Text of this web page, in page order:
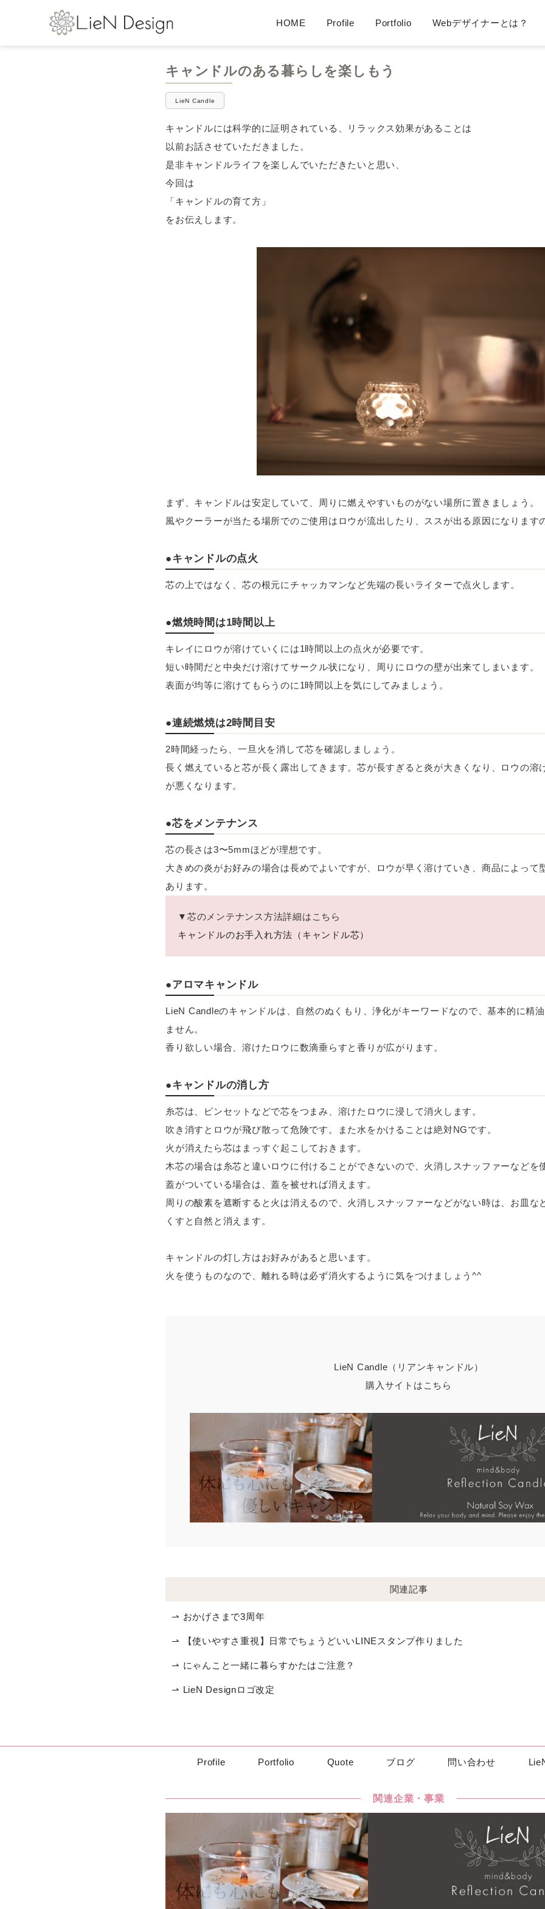
LieN Design（リアンデザイン） Webデザイナー
HOME Profile Portfolio Webデザイナーとは？
キャンドルのある暮らしを楽しもう
LieN Candle
キャンドルには科学的に証明されている、リラックス効果があることは
以前お話させていただきました。
是非キャンドルライフを楽しんでいただきたいと思い、
今回は
「キャンドルの育て方」
をお伝えします。
まず、キャンドルは安定していて、周りに燃えやすいものがない場所に置きましょう。
風やクーラーが当たる場所でのご使用はロウが流出したり、ススが出る原因になります
●キャンドルの点火
芯の上ではなく、芯の根元にチャッカマンなど先端の長いライターで点火します。
●燃焼時間は1時間以上
キレイにロウが溶けていくには1時間以上の点火が必要です。
短い時間だと中央だけ溶けてサークル状になり、周りにロウの壁が出来てしまいます。
表面が均等に溶けてもらうのに1時間以上を気にしてみましょう。
●連続燃焼は2時間目安
2時間経ったら、一旦火を消して芯を確認しましょう。
長く燃えていると芯が長く露出してきます。芯が長すぎると炎が大きくなり、ロウの溶
が悪くなります。
●芯をメンテナンス
芯の長さは3〜5mmほどが理想です。
大きめの炎がお好みの場合は長めでよいですが、ロウが早く溶けていき、商品によって
あります。
▼芯のメンテナンス方法詳細はこちら
キャンドルのお手入れ方法（キャンドル芯）
●アロマキャンドル
LieN Candleのキャンドルは、自然のぬくもり、浄化がキーワードなので、基本的に精
ません。
香り欲しい場合、溶けたロウに数滴垂らすと香りが広がります。
●キャンドルの消し方
糸芯は、ピンセットなどで芯をつまみ、溶けたロウに浸して消火します。
吹き消すとロウが飛び散って危険です。また水をかけることは絶対NGです。
火が消えたら芯はまっすぐ起こしておきます。
木芯の場合は糸芯と違いロウに付けることができないので、火消しスナッファーなどを
蓋がついている場合は、蓋を被せれば消えます。
周りの酸素を遮断すると火は消えるので、火消しスナッファーなどがない時は、お皿な
くすと自然と消えます。
キャンドルの灯し方はお好みがあると思います。
火を使うものなので、離れる時は必ず消火するように気をつけましょう^^
LieN Candle（リアンキャンドル）
購入サイトはこちら
関連記事
⇀ おかげさまで3周年
⇀ 【使いやすさ重視】日常でちょうどいいLINEスタンプ作りました
⇀ にゃんこと一緒に暮らすかたはご注意？
⇀ LieN Designロゴ改定
Profile Portfolio Quote ブログ 問い合わせ
関連企業・事業